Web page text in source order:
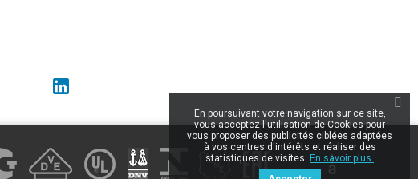
En poursuivant votre navigation sur ce site,
vous acceptez l'utilisation de Cookies pour
vous proposer des publicités ciblées adaptées
à vos centres d'intérêts et réaliser des
statistiques de visites. En savoir plus.